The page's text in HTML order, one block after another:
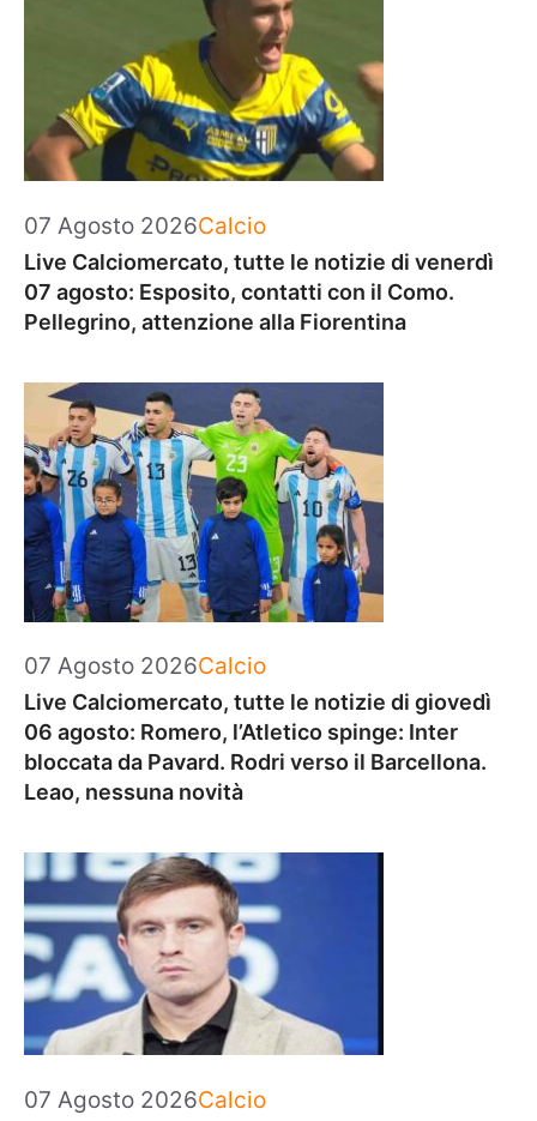
07 Agosto 2026Categorie
Calcio
Live Calciomercato, tutte le notizie di venerdì
07 agosto: Esposito, contatti con il Como.
Pellegrino, attenzione alla Fiorentina
07 Agosto 2026Categorie
Calcio
Live Calciomercato, tutte le notizie di giovedì
06 agosto: Romero, l’Atletico spinge: Inter
bloccata da Pavard. Rodri verso il Barcellona.
Leao, nessuna novità
07 Agosto 2026Categorie
Calcio